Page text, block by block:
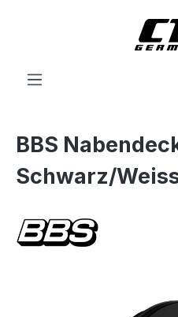
Zum Hauptinhalt springen
BBS
Schwarz/
Bildergalerie überspringen